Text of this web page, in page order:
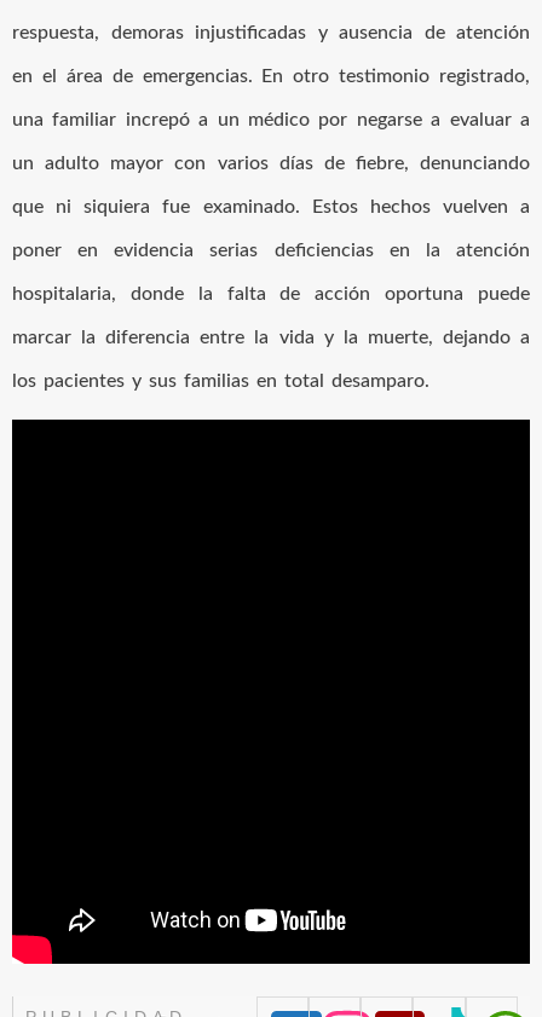
respuesta, demoras injustificadas y ausencia de atención
en el área de emergencias. En otro testimonio registrado,
una familiar increpó a un médico por negarse a evaluar a
un adulto mayor con varios días de fiebre, denunciando
que ni siquiera fue examinado. Estos hechos vuelven a
poner en evidencia serias deficiencias en la atención
hospitalaria, donde la falta de acción oportuna puede
marcar la diferencia entre la vida y la muerte, dejando a
los pacientes y sus familias en total desamparo.